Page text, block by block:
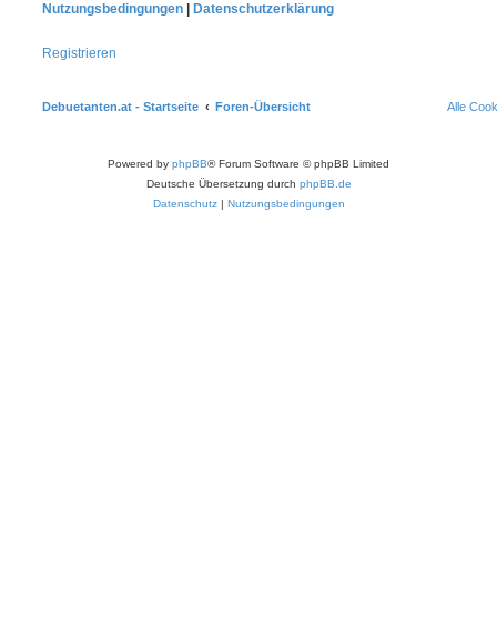
Nutzungsbedingungen
Datenschutzerklärung
Registrieren
Debuetanten.at - Startseite Foren-Übersicht Alle
Powered by phpBB® Forum Software © phpBB Limited
Deutsche Übersetzung durch phpBB.de
Datenschutz| Nutzungsbedingungen